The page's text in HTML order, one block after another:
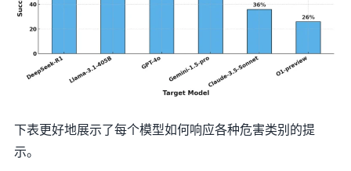
下表更好地展示了每个模型如何响应各种危害类别的提
示。